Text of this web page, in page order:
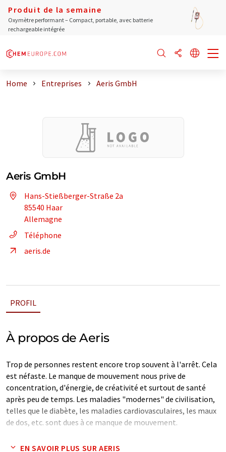
Produit de la semaine
Oxymètre performant – Compact, portable, avec batterie
rechargeable intégrée
Home Entreprises Aeris GmbH
Aeris GmbH
Hans-Stießberger-Straße 2a
85540 Haar
Allemagne
Téléphone
aeris.de
PROFIL
À propos de Aeris
Trop de personnes restent encore trop souvent à l'arrêt. Cela
est néfaste. Le manque de mouvement nous prive de
concentration, d'énergie, de créativité et surtout de santé
après peu de temps. Les maladies "modernes" de civilisation,
telles que le diabète, les maladies cardiovasculaires, les maux
de dos, etc. sont dues à ce manque de mouvement.
C'est pour cela que nous nous levons tous les matins. Notre
EN SAVOIR PLUS SUR AERIS